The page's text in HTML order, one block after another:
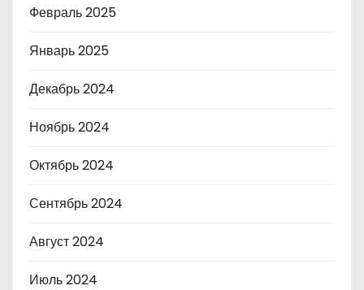
Февраль 2025
Январь 2025
Декабрь 2024
Ноябрь 2024
Октябрь 2024
Сентябрь 2024
Август 2024
Июль 2024